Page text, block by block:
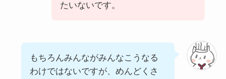
たいないです。
もちろんみんながみんなこうなる
わけではないですが、めんどくさ